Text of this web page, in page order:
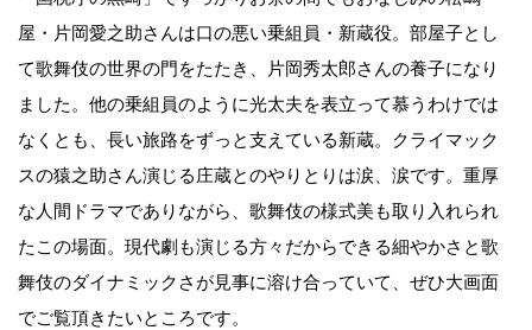
屋・片岡愛之助さんは口の悪い乗組員・新蔵役。部屋子とし
て歌舞伎の世界の門をたたき、片岡秀太郎さんの養子になり
ました。他の乗組員のように光太夫を表立って慕うわけでは
なくとも、長い旅路をずっと支えている新蔵。クライマック
スの猿之助さん演じる庄蔵とのやりとりは涙、涙です。重厚
な人間ドラマでありながら、歌舞伎の様式美も取り入れられ
たこの場面。現代劇も演じる方々だからできる細やかさと歌
舞伎のダイナミックさが見事に溶け合っていて、ぜひ大画面
でご覧頂きたいところです。